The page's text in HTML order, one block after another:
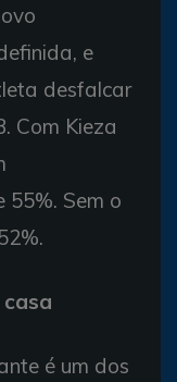
e
desfalcar
Com Kieza
Sem o
é um dos